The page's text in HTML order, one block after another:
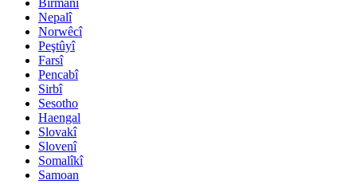
Bîrmanî
Nepalî
Norwêcî
Peştûyî
Farsî
Pencabî
Sirbî
Sesotho
Haengal
Slovakî
Slovenî
Somalîkî
Samoan